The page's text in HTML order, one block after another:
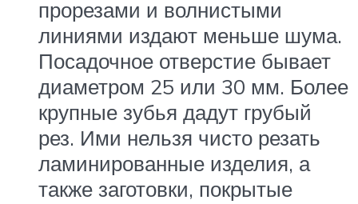
прорезами и волнистыми
линиями издают меньше шума.
Посадочное отверстие бывает
диаметром 25 или 30 мм. Более
крупные зубья дадут грубый
рез. Ими нельзя чисто резать
ламинированные изделия, а
также заготовки, покрытые